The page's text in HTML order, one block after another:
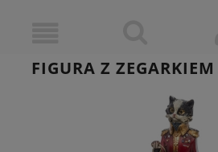
FIGURA Z ZEGARKIEM